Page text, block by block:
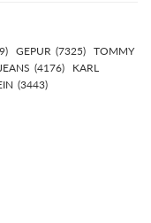
GEPUR (7325) TOMMY
(4176)
KARL
(3443)